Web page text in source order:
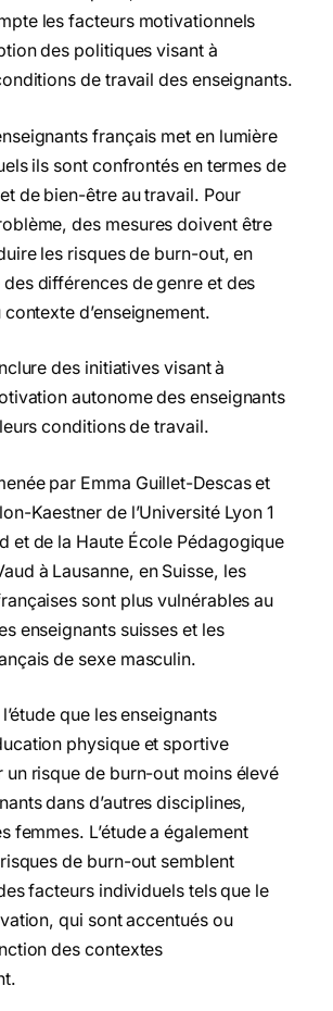
les facteurs motivationnels
des politiques visant à
de travail des enseignants.
français met en lumière
ils sont confrontés en termes de
de bien-être au travail. Pour
des mesures doivent être
les risques de burn-out, en
différences de genre et des
d’enseignement.
des initiatives visant à
autonome des enseignants
conditions de travail.
par Emma Guillet-Descas et
Kaestner de l’Université Lyon 1
et de la Haute École Pédagogique
à Lausanne, en Suisse, les
sont plus vulnérables au
enseignants suisses et les
de sexe masculin.
que les enseignants
physique et sportive
un risque de burn-out moins élevé
dans d’autres disciplines,
femmes. L’étude a également
de burn-out semblent
facteurs individuels tels que le
qui sont accentués ou
des contextes